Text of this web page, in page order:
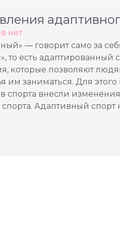
нет
— говорит само за
то есть адаптированный
которые позволяют
им заниматься. Для
спорта внесли
Адаптивный спорт